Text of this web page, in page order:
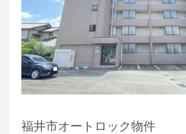
福井市オートロック物件